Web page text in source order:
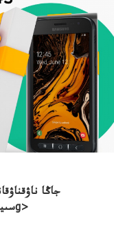
سىيلىتۇلعالاردىويىنىنا قاتباعالىشاقىردىسىيلىقتارg>